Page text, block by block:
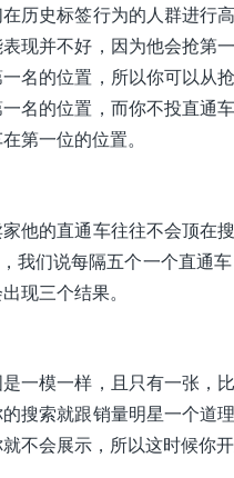
历史标签行为的人群进行
现并不好，因为他会抢第
名的位置，所以你可以从
名的位置，而你不投直通
第一位的位置。
他的直通车往往不会顶在
我们说每隔五个一个直通
现三个结果。
一模一样，且只有一张，
搜索就跟销量明星一个道
不会展示，所以这时候你